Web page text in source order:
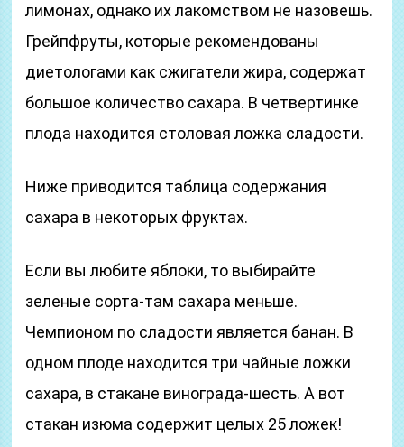
лимонах, однако их лакомством не назовешь.
Грейпфруты, которые рекомендованы
диетологами как сжигатели жира, содержат
большое количество сахара. В четвертинке
плода находится столовая ложка сладости.
Ниже приводится таблица содержания
сахара в некоторых фруктах.
Если вы любите яблоки, то выбирайте
зеленые сорта-там сахара меньше.
Чемпионом по сладости является банан. В
одном плоде находится три чайные ложки
сахара, в стакане винограда-шесть. А вот
стакан изюма содержит целых 25 ложек!